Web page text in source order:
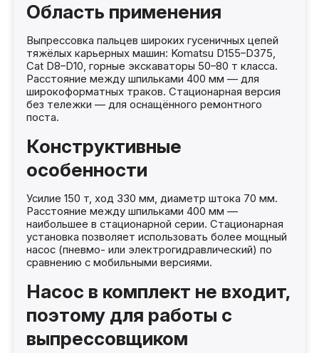
Область применения
Выпрессовка пальцев широких гусеничных цепей
тяжёлых карьерных машин: Komatsu D155–D375,
Cat D8–D10, горные экскаваторы 50–80 т класса.
Расстояние между шпильками 400 мм — для
широкоформатных траков. Стационарная версия
без тележки — для оснащённого ремонтного
поста.
Конструктивные
особенности
Усилие 150 т, ход 330 мм, диаметр штока 70 мм.
Расстояние между шпильками 400 мм —
наибольшее в стационарной серии. Стационарная
установка позволяет использовать более мощный
насос (пневмо- или электрогидравлический) по
сравнению с мобильными версиями.
Насос в комплект не входит,
поэтому для работы с
выпрессовщиком